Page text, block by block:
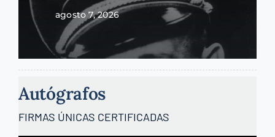
agosto 7, 2026
Autógrafos
FIRMAS ÚNICAS CERTIFICADAS